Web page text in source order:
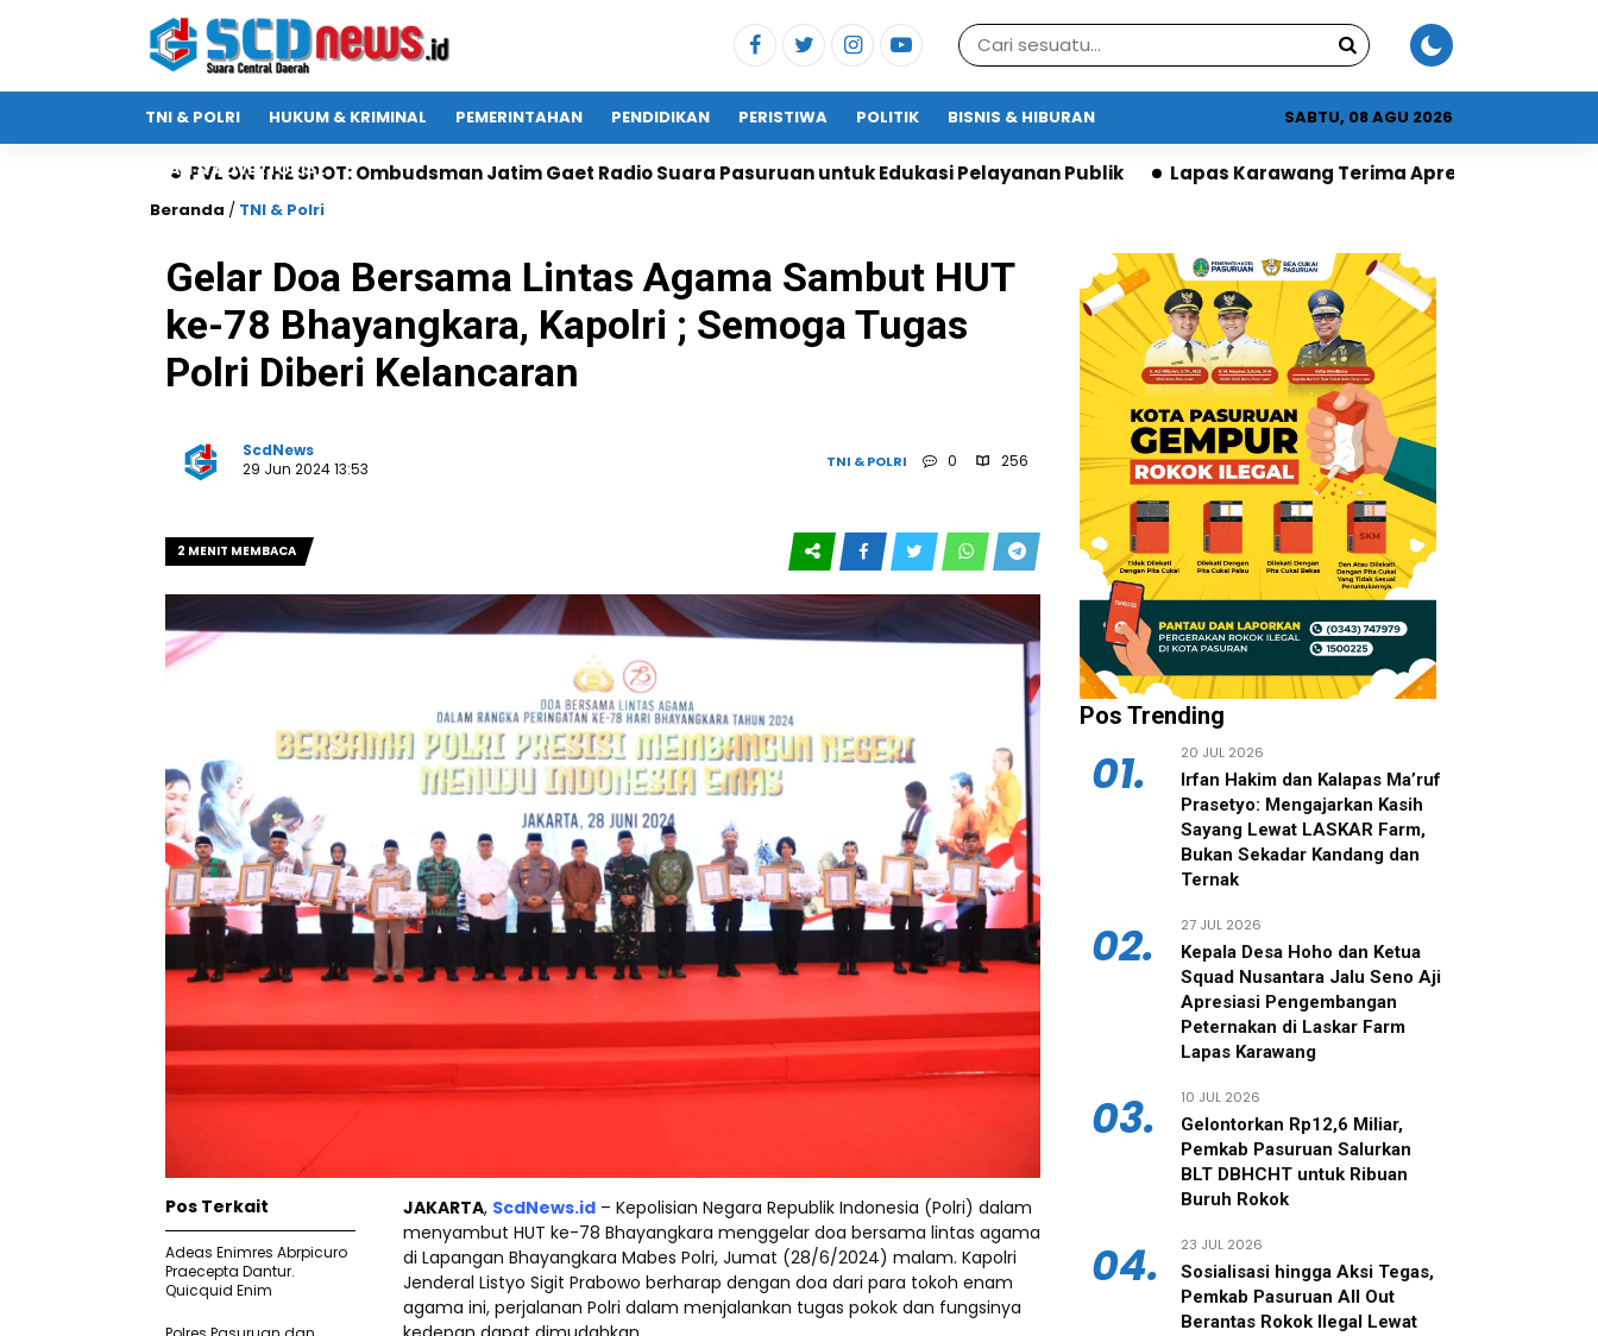
TNI & POLRI HUKUM & KRIMINAL PEMERINTAHAN PENDIDIKAN PERISTIWA POLITIK BISNIS & HIBURAN
IKLAN & ADVERTORIAL
SABTU, 08 AGU 2026
ON THE SPOT: Ombudsman Jatim Gaet Radio Suara Pasuruan untuk Edukasi Pelayanan Publik Lapas Karawang Terima Apresiasi DPR atas Program
Beranda / TNI & Polri
Gelar Doa Bersama Lintas Agama Sambut HUT
ke-78 Bhayangkara, Kapolri ; Semoga Tugas
Polri Diberi Kelancaran
ScdNews
29 Jun 2024 13:53
TNI & POLRI 0 256
2 MENIT MEMBACA
JAKARTA, ScdNews.id – Kepolisian Negara Republik Indonesia (Polri) dalam
menyambut HUT ke-78 Bhayangkara menggelar doa bersama lintas agama
di Lapangan Bhayangkara Mabes Polri, Jumat (28/6/2024) malam. Kapolri
Jenderal Listyo Sigit Prabowo berharap dengan doa dari para tokoh enam
agama ini, perjalanan Polri dalam menjalankan tugas pokok dan fungsinya
Pos Terkait
Adeas Enimres Abrpicuro
Praecepta Dantur.
Quicquid Enim
Pos Trending
01. 20 JUL 2026
‎Irfan Hakim dan Kalapas Ma’ruf
Prasetyo: Mengajarkan Kasih
Sayang Lewat LASKAR Farm,
Bukan Sekadar Kandang dan
Ternak
02. 27 JUL 2026
‎Kepala Desa Hoho dan Ketua
Squad Nusantara Jalu Seno Aji
Apresiasi Pengembangan
Peternakan di Laskar Farm
Lapas Karawang
03. 10 JUL 2026
Gelontorkan Rp12,6 Miliar,
Pemkab Pasuruan Salurkan
BLT DBHCHT untuk Ribuan
Buruh Rokok
04. 23 JUL 2026
‎Sosialisasi hingga Aksi Tegas,
Pemkab Pasuruan All Out
Berantas Rokok Ilegal Lewat